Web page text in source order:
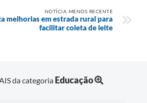
NOTÍCIA MENOS RECENTE
melhorias em estrada rural para
facilitar coleta de leite
da categoria Educação